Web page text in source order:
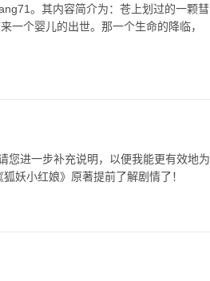
。其内容简介为：苍上划过的一颗彗
一个婴儿的出世。那一个生命的降临，
您进一步补充说明，以便我能更有效地为
妖小红娘》原著提前了解剧情了！